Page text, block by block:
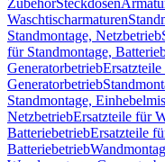
ZubehörSteckdosen
Waschtischarmaturen
Standmontage, Netzbetrieb
für Standmontage,
Generatorbetrieb
Generatorbetrieb
Standmontage,
NetzbetriebErsatzteile für
BatteriebetriebErsatzteile
Batteriebetrieb